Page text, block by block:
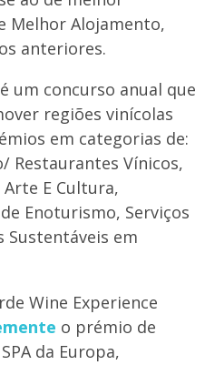
Melhor Alojamento,
anteriores.
um concurso anual que
regiões vinícolas
em categorias de:
Restaurantes Vínicos,
E Cultura,
Enoturismo, Serviços
Sustentáveis em
Wine Experience
o prémio de
da Europa,